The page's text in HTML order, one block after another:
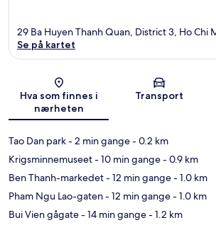
Kart
29 Ba Huyen Thanh Quan, District 3, Ho Chi
Se på kartet
Hva som finnes i
nærheten
Transport
Tao Dan park- 2 min gange- 0.2 km
Krigsminnemuseet- 10 min gange- 0.9 km
Ben Thanh-markedet- 12 min gange- 1.0 km
Pham Ngu Lao-gaten- 12 min gange- 1.0 km
Bui Vien gågate- 14 min gange- 1.2 km